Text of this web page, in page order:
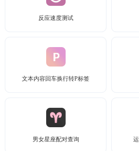
反应速度测试
文本内容回车换行转P标签
男女星座配对查询